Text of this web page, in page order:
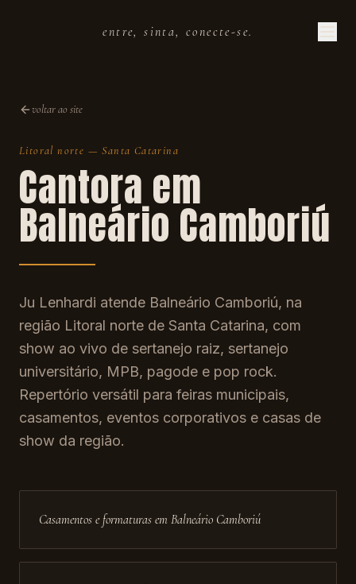
entre, sinta, conecte-se.
voltar ao site
Litoral norte —Santa Catarina
Cantora em
Balneário Camboriú
Ju Lenhardi atende Balneário Camboriú, na
região Litoral norte de Santa Catarina, com
show ao vivo de sertanejo raiz, sertanejo
universitário, MPB, pagode e pop rock.
Repertório versátil para feiras municipais,
casamentos, eventos corporativos e casas de
show da região.
Casamentos e formaturas em Balneário Camboriú